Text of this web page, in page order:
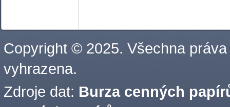
Copyright © 2025. Všechna práva
vyhrazena.
Zdroje dat: Burza cenných